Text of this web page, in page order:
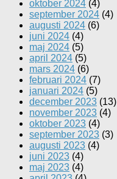
oktober 2024 (4)
september 2024 (4)
augusti 2024 (6)
juni 2024 (4)
maj 2024 (5)
april 2024 (5)
mars 2024 (6)
februari 2024 (7)
januari 2024 (5)
december 2023 (13)
november 2023 (4)
oktober 2023 (4)
september 2023 (3)
augusti 2023 (4)
juni 2023 (4)
maj 2023 (4)